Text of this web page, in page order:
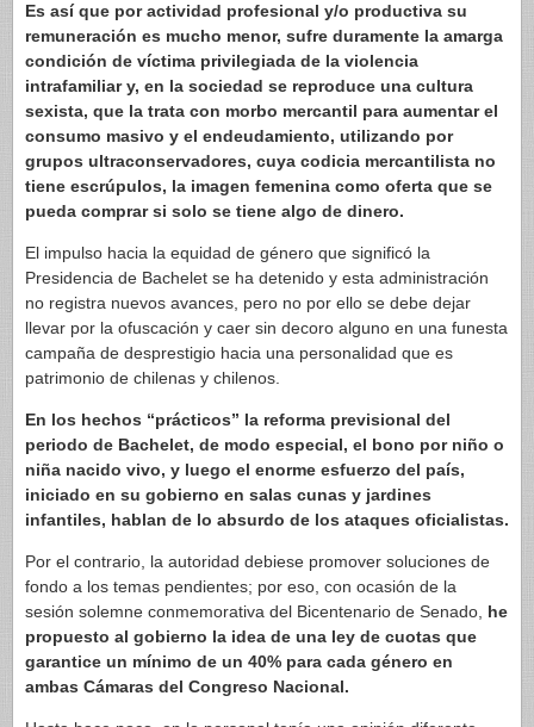
Es así que por actividad profesional y/o productiva su
remuneración es mucho menor, sufre duramente la amarga
condición de víctima privilegiada de la violencia
intrafamiliar y, en la sociedad se reproduce una cultura
sexista, que la trata con morbo mercantil para aumentar el
consumo masivo y el endeudamiento, utilizando por
grupos ultraconservadores, cuya codicia mercantilista no
tiene escrúpulos, la imagen femenina como oferta que se
pueda comprar si solo se tiene algo de dinero.
El impulso hacia la equidad de género que significó la
Presidencia de Bachelet se ha detenido y esta administración
no registra nuevos avances, pero no por ello se debe dejar
llevar por la ofuscación y caer sin decoro alguno en una funesta
campaña de desprestigio hacia una personalidad que es
patrimonio de chilenas y chilenos.
En los hechos “prácticos” la reforma previsional del
periodo de Bachelet, de modo especial, el bono por niño o
niña nacido vivo, y luego el enorme esfuerzo del país,
iniciado en su gobierno en salas cunas y jardines
infantiles, hablan de lo absurdo de los ataques oficialistas.
Por el contrario, la autoridad debiese promover soluciones de
fondo a los temas pendientes; por eso, con ocasión de la
sesión solemne conmemorativa del Bicentenario de Senado, he
propuesto al gobierno la idea de una ley de cuotas que
garantice un mínimo de un 40% para cada género en
ambas Cámaras del Congreso Nacional.